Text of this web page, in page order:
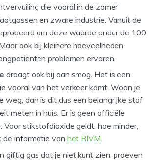
die vooral in de zomer
en zware industrie. Vanuit de
om deze waarde onder de 100
ook bij kleinere hoeveelheden
problemen ervaren.
draagt ook bij aan smog. Het is een
vooral van het verkeer komt. Woon je
weg, dan is dit dus een belangrijke stof
meten in huis. Er is geen officiële
Voor stikstofdioxide geldt: hoe minder,
de informatie vanhet RIVM.
giftig gas dat je niet kunt zien, proeven